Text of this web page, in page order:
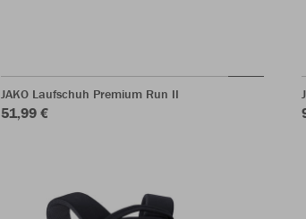
JAKO Laufschuh Premium Run II
51,99 €